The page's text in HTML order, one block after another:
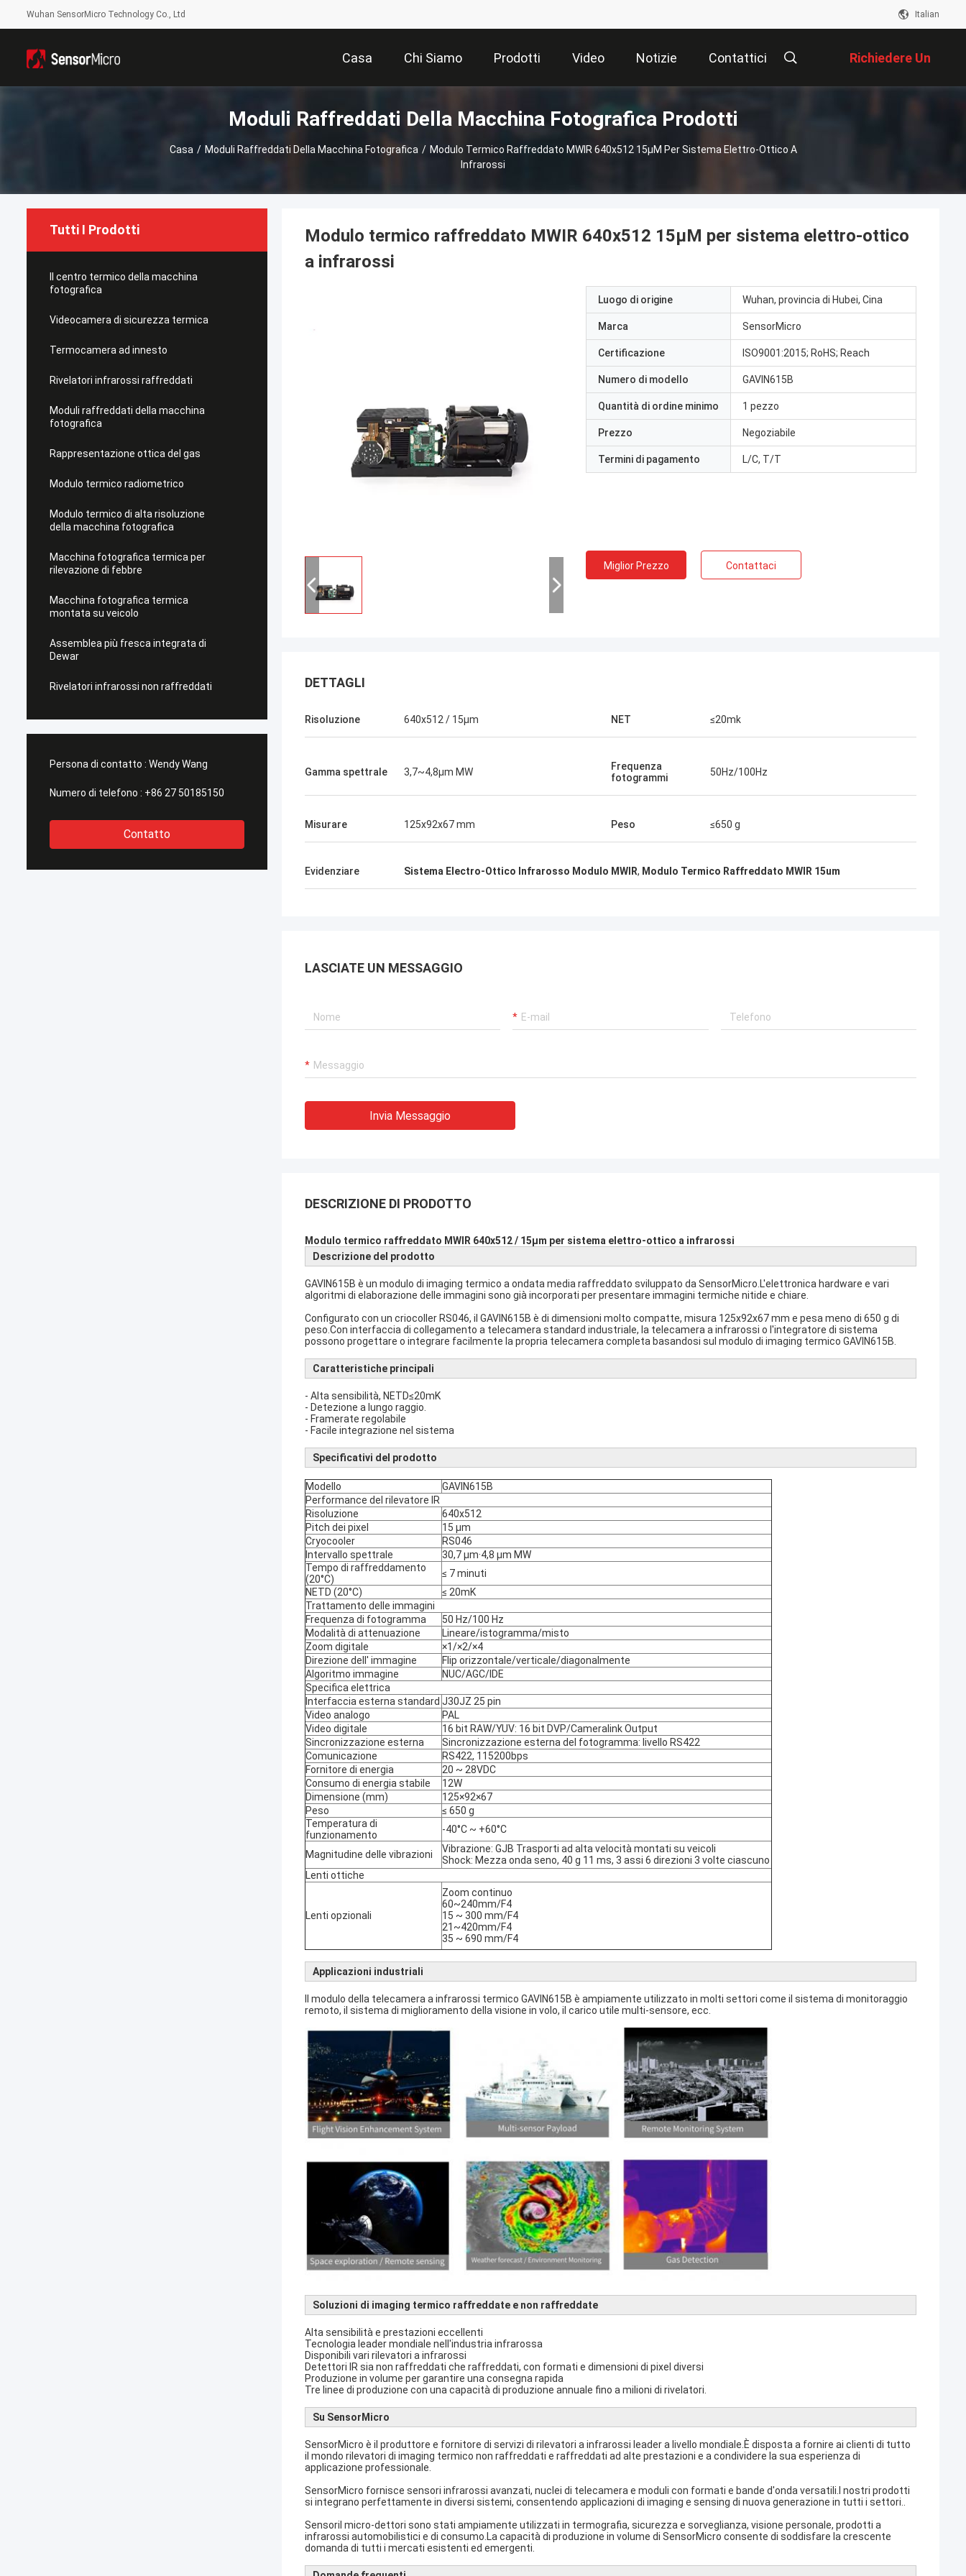
Wuhan SensorMicro Technology Co., Ltd Italian
Casa Chi Siamo Prodotti Video Notizie Contattici Richiedere Un
Preventivo
Moduli Raffreddati Della Macchina Fotografica Prodotti
Casa / Moduli Raffreddati Della Macchina Fotografica / Modulo Termico Raffreddato MWIR 640x512 15μM Per Sistema Elettro-Ottico A
Infrarossi
Tutti I Prodotti
Il centro termico della macchina
fotografica
Videocamera di sicurezza termica
Termocamera ad innesto
Rivelatori infrarossi raffreddati
Moduli raffreddati della macchina
fotografica
Rappresentazione ottica del gas
Modulo termico radiometrico
Modulo termico di alta risoluzione
della macchina fotografica
Macchina fotografica termica per
rilevazione di febbre
Macchina fotografica termica
montata su veicolo
Assemblea più fresca integrata di
Dewar
Rivelatori infrarossi non raffreddati
Persona di contatto : Wendy Wang
Numero di telefono : +86 27 50185150
Contatto
Modulo termico raffreddato MWIR 640x512 15μM per sistema elettro-ottico
a infrarossi
Luogo di origine Wuhan, provincia di Hubei, Cina
Marca SensorMicro
Certificazione ISO9001:2015; RoHS; Reach
Numero di modello GAVIN615B
Quantità di ordine minimo 1 pezzo
Prezzo Negoziabile
Termini di pagamento L/C, T/T
Miglior Prezzo Contattaci
DETTAGLI
Risoluzione 640x512 / 15μm NET ≤20mk
Gamma spettrale 3,7~4,8μm MW
Frequenza
fotogrammi
50Hz/100Hz
Misurare 125x92x67 mm Peso ≤650 g
Evidenziare Sistema Electro-Ottico Infrarosso Modulo MWIR, Modulo Termico Raffreddato MWIR 15um
LASCIATE UN MESSAGGIO
Invia Messaggio
DESCRIZIONE DI PRODOTTO
Modulo termico raffreddato MWIR 640x512 / 15μm per sistema elettro-ottico a infrarossi
Descrizione del prodotto
GAVIN615B è un modulo di imaging termico a ondata media raffreddato sviluppato da SensorMicro.L'elettronica hardware e vari
algoritmi di elaborazione delle immagini sono già incorporati per presentare immagini termiche nitide e chiare.
Configurato con un criocoller RS046, il GAVIN615B è di dimensioni molto compatte, misura 125x92x67 mm e pesa meno di 650 g di
peso.Con interfaccia di collegamento a telecamera standard industriale, la telecamera a infrarossi o l'integratore di sistema
possono progettare o integrare facilmente la propria telecamera completa basandosi sul modulo di imaging termico GAVIN615B.
Caratteristiche principali
- Alta sensibilità, NETD≤20mK
- Detezione a lungo raggio.
- Framerate regolabile
- Facile integrazione nel sistema
Specificativi del prodotto
Modello
GAVIN615B
Performance del rilevatore IR
Risoluzione
640x512
Pitch dei pixel
15 μm
Cryocooler
RS046
Intervallo spettrale
30,7 μm·4,8 μm MW
Tempo di raffreddamento
(20°C)
≤ 7 minuti
NETD (20°C)
≤ 20mK
Trattamento delle immagini
Frequenza di fotogramma
50 Hz/100 Hz
Modalità di attenuazione
Lineare/istogramma/misto
Zoom digitale
×1/×2/×4
Direzione dell' immagine
Flip orizzontale/verticale/diagonalmente
Algoritmo immagine
NUC/AGC/IDE
Specifica elettrica
Interfaccia esterna standard J30JZ 25 pin
Video analogo
PAL
Video digitale
16 bit RAW/YUV: 16 bit DVP/Cameralink Output
Sincronizzazione esterna
Sincronizzazione esterna del fotogramma: livello RS422
Comunicazione
RS422, 115200bps
Fornitore di energia
20 ~ 28VDC
Consumo di energia stabile
12W
Dimensione (mm)
125×92×67
Peso
≤ 650 g
Temperatura di
funzionamento
-40°C ~ +60°C
Magnitudine delle vibrazioni
Vibrazione: GJB Trasporti ad alta velocità montati su veicoli
Shock: Mezza onda seno, 40 g 11 ms, 3 assi 6 direzioni 3 volte ciascuno
Lenti ottiche
Lenti opzionali
Zoom continuo
60~240mm/F4
15 ~ 300 mm/F4
21~420mm/F4
35 ~ 690 mm/F4
Applicazioni industriali
Il modulo della telecamera a infrarossi termico GAVIN615B è ampiamente utilizzato in molti settori come il sistema di monitoraggio
remoto, il sistema di miglioramento della visione in volo, il carico utile multi-sensore, ecc.
Soluzioni di imaging termico raffreddate e non raffreddate
Alta sensibilità e prestazioni eccellenti
Tecnologia leader mondiale nell'industria infrarossa
Disponibili vari rilevatori a infrarossi
Detettori IR sia non raffreddati che raffreddati, con formati e dimensioni di pixel diversi
Produzione in volume per garantire una consegna rapida
Tre linee di produzione con una capacità di produzione annuale fino a milioni di rivelatori.
Su SensorMicro
SensorMicro è il produttore e fornitore di servizi di rilevatori a infrarossi leader a livello mondiale.È disposta a fornire ai clienti di tutto
il mondo rilevatori di imaging termico non raffreddati e raffreddati ad alte prestazioni e a condividere la sua esperienza di
applicazione professionale.
SensorMicro fornisce sensori infrarossi avanzati, nuclei di telecamera e moduli con formati e bande d'onda versatili.I nostri prodotti
si integrano perfettamente in diversi sistemi, consentendo applicazioni di imaging e sensing di nuova generazione in tutti i settori..
SensoriI micro-dettori sono stati ampiamente utilizzati in termografia, sicurezza e sorveglianza, visione personale, prodotti a
infrarossi automobilistici e di consumo.La capacità di produzione in volume di SensorMicro consente di soddisfare la crescente
domanda di tutti i mercati esistenti ed emergenti.